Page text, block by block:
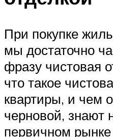
При покупке
мы достаточно
фразу чистовая
что такое
квартиры, и чем
черновой, знают
первичном рынке